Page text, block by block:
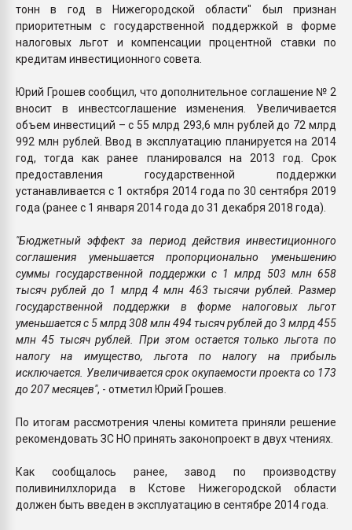
тонн в год в Нижегородской области" был признан
приоритетным с государственной поддержкой в форме
налоговых льгот и компенсации процентной ставки по
кредитам инвестиционного совета.
Юрий Грошев сообщил, что дополнительное соглашение № 2
вносит в инвестсоглашение изменения. Увеличивается
объем инвестиций – с 55 млрд 293,6 млн рублей до 72 млрд
992 млн рублей. Ввод в эксплуатацию планируется на 2014
год, тогда как ранее планировался на 2013 год. Срок
предоставления государственной поддержки
устанавливается с 1 октября 2014 года по 30 сентября 2019
года (ранее с 1 января 2014 года до 31 декабря 2018 года).
"Бюджетный эффект за период действия инвестиционного
соглашения уменьшается пропорционально уменьшению
суммы государственной поддержки с 1 млрд 503 млн 658
тысяч рублей до 1 млрд 4 млн 463 тысячи рублей. Размер
государственной поддержки в форме налоговых льгот
уменьшается с 5 млрд 308 млн 494 тысяч рублей до 3 млрд 455
млн 45 тысяч рублей. При этом остается только льгота по
налогу на имущество, льгота по налогу на прибыль
исключается. Увеличивается срок окупаемости проекта со 173
до 207 месяцев", - отметил Юрий Грошев.
По итогам рассмотрения члены комитета приняли решение
рекомендовать ЗС НО принять законопроект в двух чтениях.
Как сообщалось ранее, завод по производству
поливинилхлорида в Кстове Нижегородской области
должен быть введен в эксплуатацию в сентябре 2014 года.